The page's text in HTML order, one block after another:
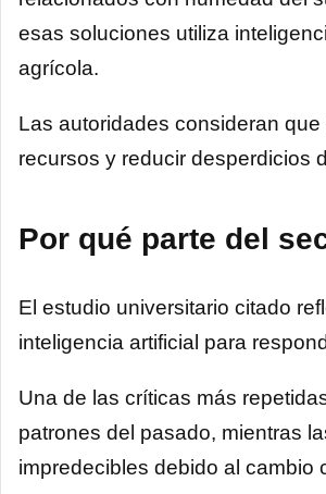
esas soluciones utiliza
agrícola.
Las autoridades consideran
recursos y reducir desperdicios
Por qué parte del
El estudio universitario citado
inteligencia artificial para
Una de las críticas más
patrones del pasado, mientras
impredecibles debido al cambio